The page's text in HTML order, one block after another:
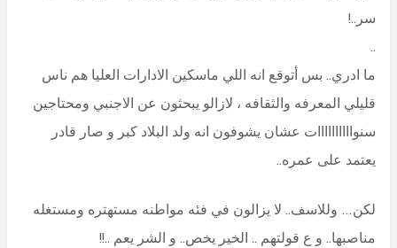
سر..!
..
ما ادري.. بس أتوقع انه اللي ماسكين الادارات العليا هم ناس
قليلي المعرفه والثقافه ، لازالو يبحثون عن الاجنبي ومحتاجين
سنواااااااااات عشان يشوفون انه ولد البلاد كبر و صار قادر
يعتمد على عمره..
لكن… وللاسف.. لا يزالون في فئه مواطنه مستهتره ومستغله
مناصبها.. و ع قولتهم .. الخير يخص.. و الشر يعم ..!!